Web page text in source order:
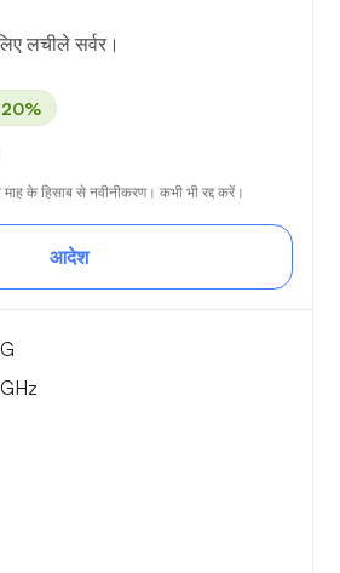
लचीले सर्वर।
20%
माह के हिसाब से नवीनीकरण। कभी भी रद्द करें।
आदेश